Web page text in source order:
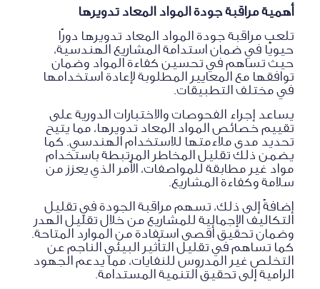
أهمية مراقبة جودة المواد المعاد تدويرها
تلعب مراقبة جودة المواد المعاد تدويرها دورًا
حيويًا في ضمان استدامة المشاريع الهندسية،
حيث تساهم في تحسين كفاءة المواد وضمان
توافقها مع المعايير المطلوبة لإعادة استخدامها
في مختلف التطبيقات.
يساعد إجراء الفحوصات والاختبارات الدورية على
تقييم خصائص المواد المعاد تدويرها، مما يتيح
تحديد مدى ملاءمتها للاستخدام الهندسي. كما
يضمن ذلك تقليل المخاطر المرتبطة باستخدام
مواد غير مطابقة للمواصفات، الأمر الذي يعزز من
سلامة وكفاءة المشاريع.
إضافةً إلى ذلك، تسهم مراقبة الجودة في تقليل
التكاليف الإجمالية للمشاريع من خلال تقليل الهدر
وضمان تحقيق أقصى استفادة من الموارد المتاحة.
كما تساهم في تقليل التأثير البيئي الناجم عن
التخلص غير المدروس للنفايات، مما يدعم الجهود
الرامية إلى تحقيق التنمية المستدامة.